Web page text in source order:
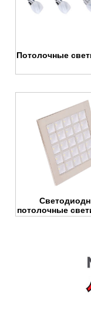
Потолочные
потолочные